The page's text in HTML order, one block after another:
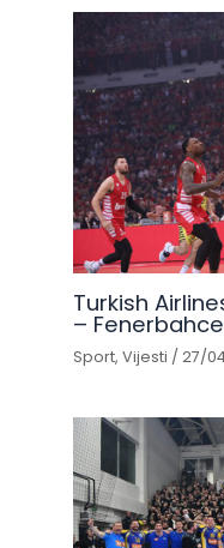
Turkish
– Fenerbahce
Sport,Vijesti /27/